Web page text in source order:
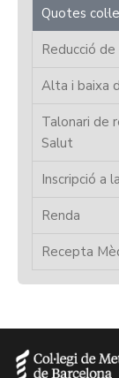
Quotes
Reducció
Alta i baixa
Talonari de
Salut
Inscripció a
Renda
Recepta